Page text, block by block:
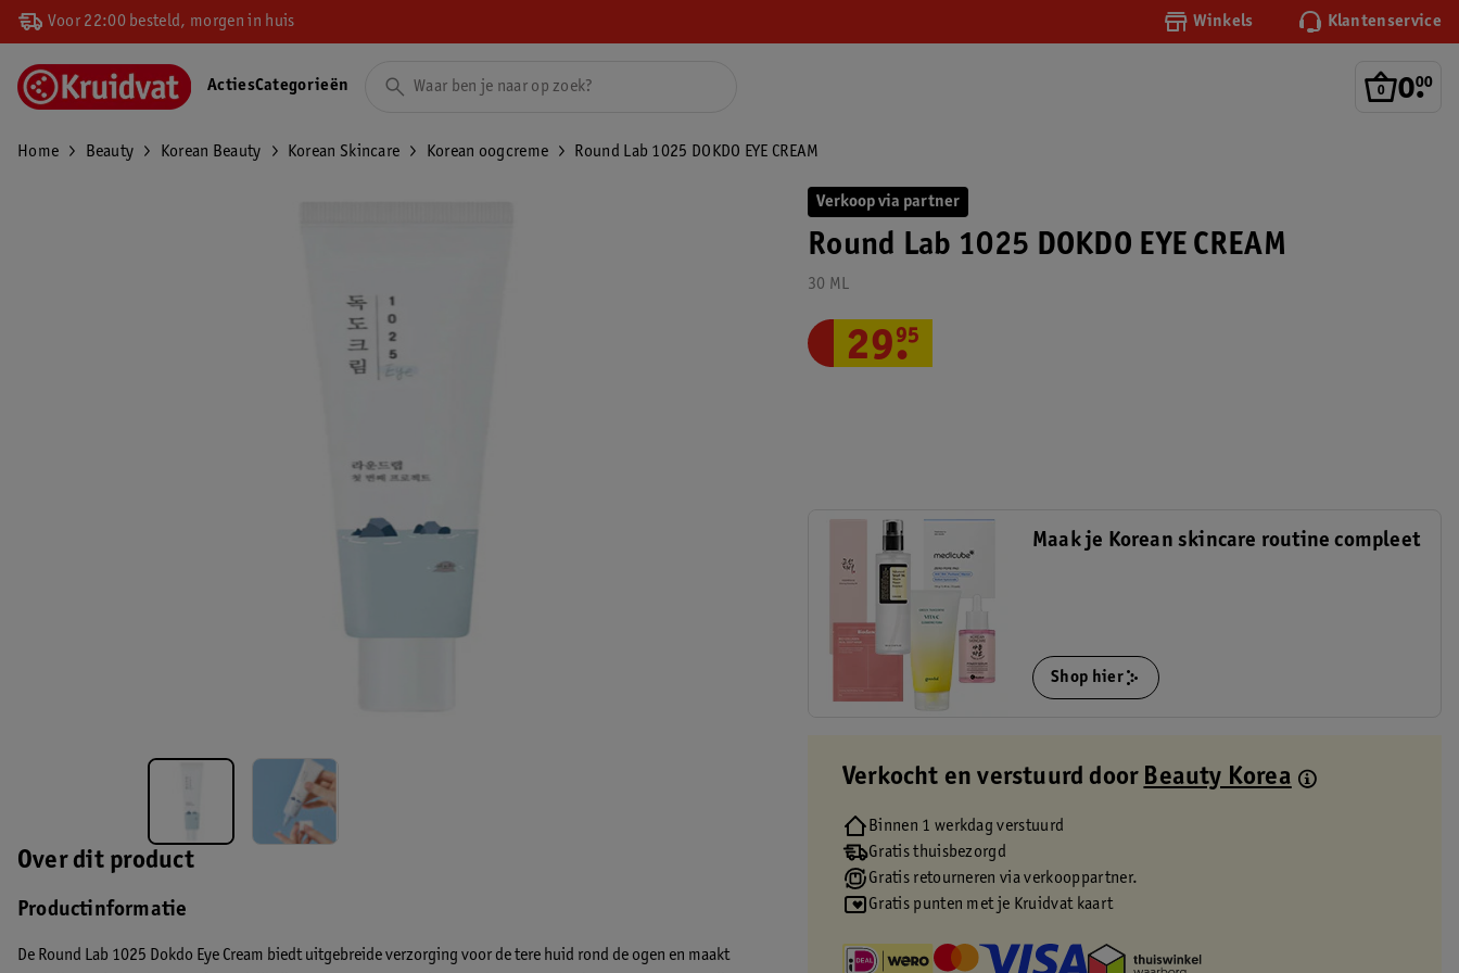
Voor 22:00 besteld, morgen in huis Winkels Klantenservice
0.
00
ActiesCategorieën
Home Beauty Korean Beauty Korean Skincare Korean oogcreme Round Lab 1025 DOKDO EYE CREAM
Over dit product
Productinformatie
De Round Lab 1025 Dokdo Eye Cream biedt uitgebreide verzorging voor de tere huid rond de ogen en maakt
Verkoop via partner
Round Lab 1025 DOKDO EYE CREAM
30 ML
29.
95
Maak je Korean skincare routine compleet
Shop hier
Verkocht en verstuurd door Beauty Korea
Binnen 1 werkdag verstuurd
Gratis thuisbezorgd
Gratis retourneren via verkooppartner.
Gratis punten met je Kruidvat kaart